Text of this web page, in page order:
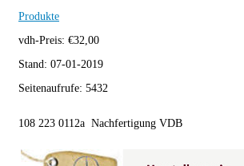
Produkte
vdh-Preis: €32,00
Stand: 07-01-2019
Seitenaufrufe: 5432
108 223 0112a Nachfertigung VDB